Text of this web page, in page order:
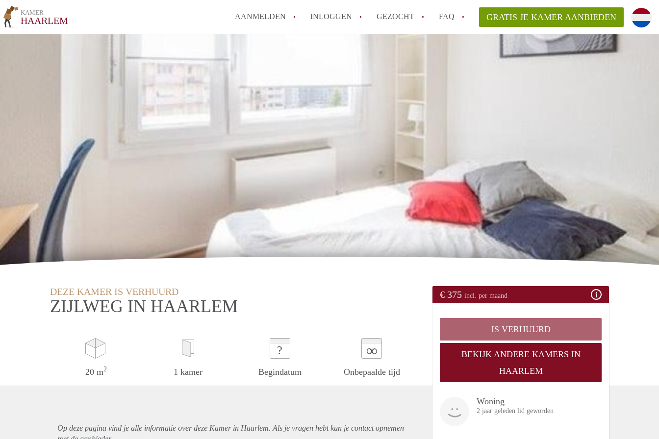
KAMER
HAARLEM AANMELDEN INLOGGEN GEZOCHT FAQ
Is KamerHaarlem verantwoordelijk voor de aangeboden Kamer / Kamers in
Alle veelgestelde vragen
GRATIS JE KAMER AANBIEDEN
DEZE KAMER IS VERHUURD
ZIJLWEG IN HAARLEM
20 m2 1 kamer
?
Begindatum
∞
Onbepaalde tijd
€ 375 incl. per maand
IS VERHUURD
BEKIJK ANDERE KAMERS IN
HAARLEM
Woning
2 jaar geleden lid geworden
Op deze pagina vind je alle informatie over deze Kamer in Haarlem. Als je vragen hebt kun je contact opnemen